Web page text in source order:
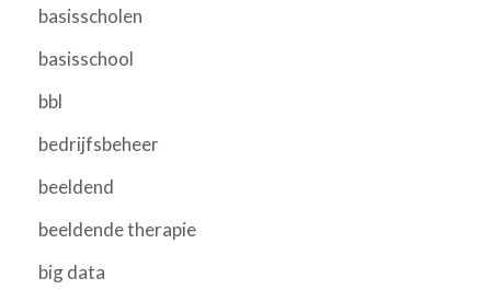
basisscholen
basisschool
bbl
bedrijfsbeheer
beeldend
beeldende therapie
big data